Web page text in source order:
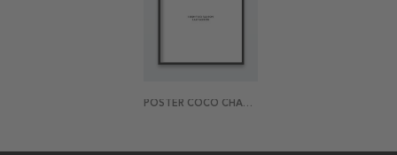
POSTER COCO CHANEL